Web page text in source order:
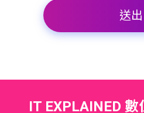
IT EXPLAINED